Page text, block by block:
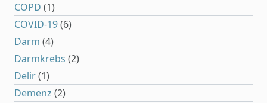
COPD (1)
COVID-19(6)
Darm (4)
Darmkrebs (2)
Delir(1)
Demenz (2)